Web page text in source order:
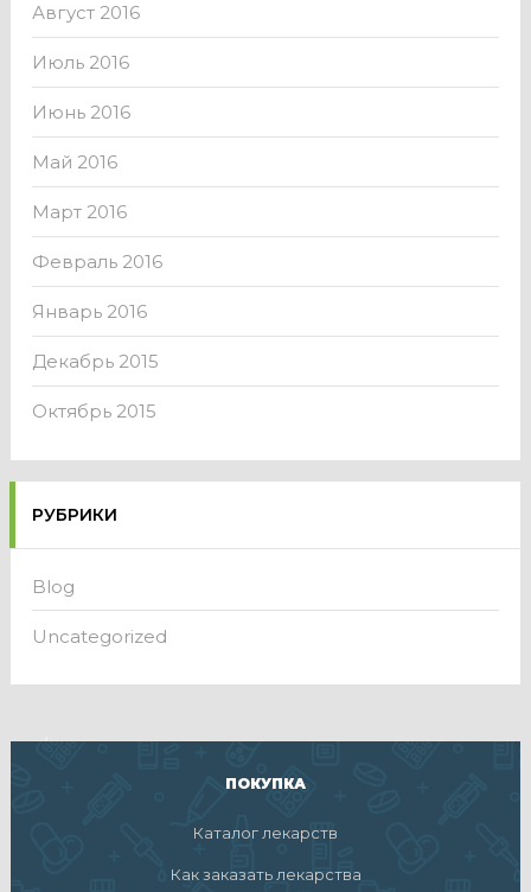
Август 2016
Июль 2016
Июнь 2016
Май 2016
Март 2016
Февраль 2016
Январь 2016
Декабрь 2015
Октябрь 2015
РУБРИКИ
Blog
Uncategorized
ПОКУПКА
Каталог лекарств
Как заказать лекарства